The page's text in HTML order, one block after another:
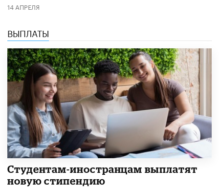
14 АПРЕЛЯ
ВЫПЛАТЫ
Студентам-иностранцам выплатят
новую стипендию